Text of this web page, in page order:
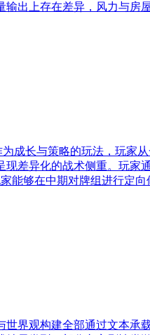
出上存在差异，风力与
成长与策略的玩法，玩家
差异化的战术侧重。玩
能够在中期对牌组进行定
界观构建全部通过文本